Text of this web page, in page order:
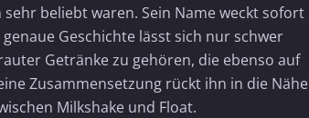
beliebt waren. Sein Name weckt sofort
Geschichte lässt sich nur schwer
Getränke zu gehören, die ebenso auf
Zusammensetzung rückt ihn in die Nähe
Milkshake und Float.